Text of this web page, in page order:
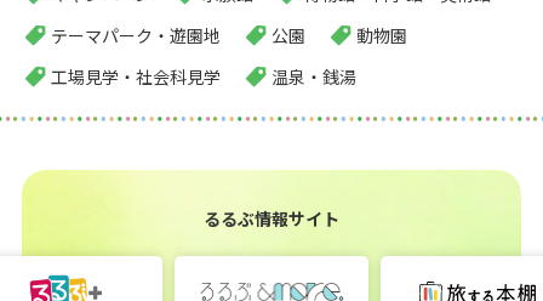
テーマパーク・遊園地
公園
動物園
工場見学・社会科見学
温泉・銭湯
るるぶ情報サイト